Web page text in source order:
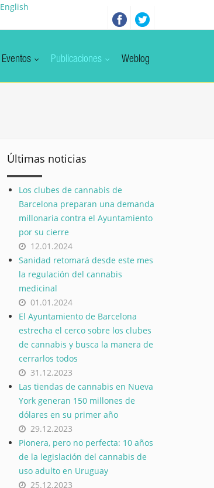
English
Eventos Publicaciones Weblog
Últimas noticias
Los clubes de cannabis de
Barcelona preparan una demanda
millonaria contra el Ayuntamiento
por su cierre
12.01.2024
Sanidad retomará desde este mes
la regulación del cannabis
medicinal
01.01.2024
El Ayuntamiento de Barcelona
estrecha el cerco sobre los clubes
de cannabis y busca la manera de
cerrarlos todos
31.12.2023
Las tiendas de cannabis en Nueva
York generan 150 millones de
dólares en su primer año
29.12.2023
Pionera, pero no perfecta: 10 años
de la legislación del cannabis de
uso adulto en Uruguay
25.12.2023